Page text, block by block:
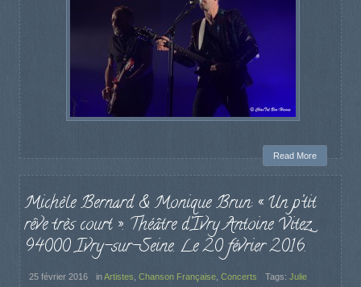
Read More
Michèle Bernard & Monique Brun: « Un p’tit
rêve très court ». Théâtre d’Ivry Antoine Vitez,
94000 Ivry-sur-Seine. Le 20 février 2016.
25 février 2016 inArtistes Chanson Française Concerts Tags: Julie